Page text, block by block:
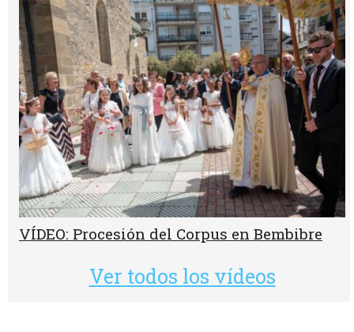
VÍDEO: Procesión del Corpus en Bembibre
Ver todos los vídeos